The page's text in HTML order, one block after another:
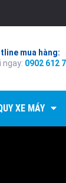
mua hàng:
ngay: 0902 612
XE MÁY